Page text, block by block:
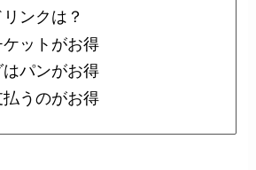
ンクは？
ットがお得
パンがお得
うのがお得